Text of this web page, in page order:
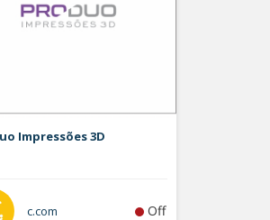
Impressões 3D
c.com Off